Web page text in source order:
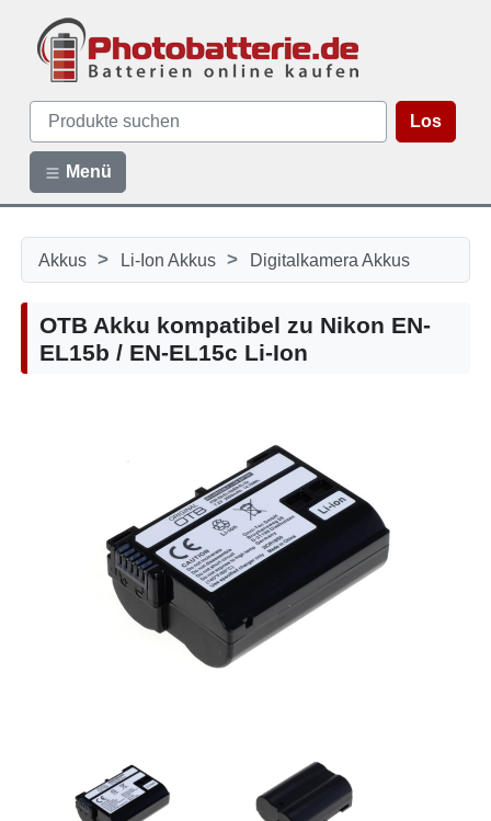
Los
Menü
Akkus > Li-Ion Akkus > Digitalkamera Akkus
OTB Akku kompatibel zu Nikon EN-
EL15b / EN-EL15c Li-Ion